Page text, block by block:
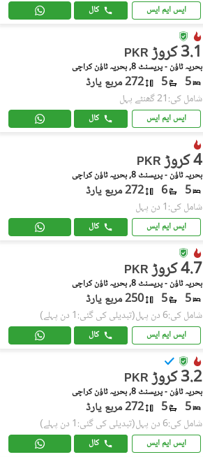
ایس ایم ایس کال
PKR 3.1 کروڑ
بحریہ ٹاؤن - پریسنٹ 8, بحریہ ٹاؤن کراچی
5
5 272 مربع یارڈ
شامل کی:21 گھنٹے پہل
ایس ایم ایس کال
PKR 4 کروڑ
بحریہ ٹاؤن - پریسنٹ 8, بحریہ ٹاؤن کراچی
5
6 272 مربع یارڈ
شامل کی:1 دن پہل
ایس ایم ایس کال
PKR 4.7 کروڑ
بحریہ ٹاؤن - پریسنٹ 8, بحریہ ٹاؤن کراچی
5
5 250 مربع یارڈ
شامل کی:6 دن پہل (تبدیلی کی گئی:1 دن پہلے)
ایس ایم ایس کال
PKR 3.2 کروڑ
بحریہ ٹاؤن - پریسنٹ 8, بحریہ ٹاؤن کراچی
5
5 272 مربع یارڈ
شامل کی:6 دن پہل (تبدیلی کی گئی:1 دن پہلے)
ایس ایم ایس کال